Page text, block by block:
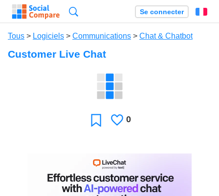
Se connecter
Tous > Logiciels > Communications > Chat & Chatbot
Customer Live Chat
Favori J'aime
0